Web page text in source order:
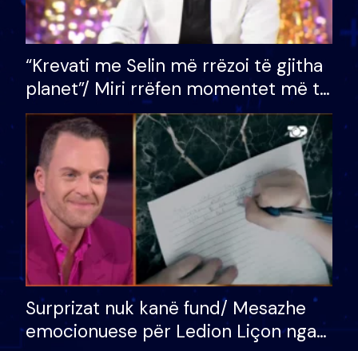
“Krevati me Selin më rrëzoi të gjitha
planet”/ Miri rrëfen momentet më të
bukura në shtëpinë e BB VIP: Do më
mungojë zilja e mëngjesit kur…
Surprizat nuk kanë fund/ Mesazhe
emocionuese për Ledion Liçon nga